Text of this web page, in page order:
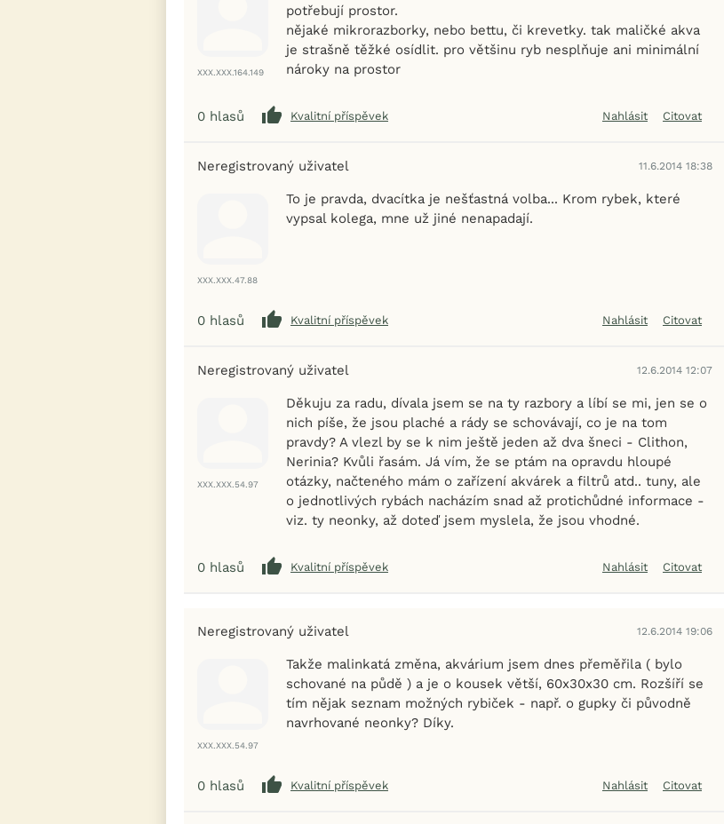
XXX.XXX.164.149
potřebují prostor.
nějaké mikrorazborky, nebo bettu, či krevetky. tak maličké akva
je strašně těžké osídlit. pro většinu ryb nesplňuje ani minimální
nároky na prostor
0 hlasů Kvalitní příspěvek Nahlásit Citovat
Neregistrovaný uživatel 11.6.2014 18:38
XXX.XXX.47.88
To je pravda, dvacítka je nešťastná volba... Krom rybek, které
vypsal kolega, mne už jiné nenapadají.
0 hlasů Kvalitní příspěvek Nahlásit Citovat
Neregistrovaný uživatel 12.6.2014 12:07
XXX.XXX.54.97
Děkuju za radu, dívala jsem se na ty razbory a líbí se mi, jen se o
nich píše, že jsou plaché a rády se schovávají, co je na tom
pravdy? A vlezl by se k nim ještě jeden až dva šneci - Clithon,
Nerinia? Kvůli řasám. Já vím, že se ptám na opravdu hloupé
otázky, načteného mám o zařízení akvárek a filtrů atd.. tuny, ale
o jednotlivých rybách nacházím snad až protichůdné informace -
viz. ty neonky, až doteď jsem myslela, že jsou vhodné.
0 hlasů Kvalitní příspěvek Nahlásit Citovat
Neregistrovaný uživatel 12.6.2014 19:06
XXX.XXX.54.97
Takže malinkatá změna, akvárium jsem dnes přeměřila ( bylo
schované na půdě ) a je o kousek větší, 60x30x30 cm. Rozšíří se
tím nějak seznam možných rybiček - např. o gupky či původně
navrhované neonky? Díky.
0 hlasů Kvalitní příspěvek Nahlásit Citovat